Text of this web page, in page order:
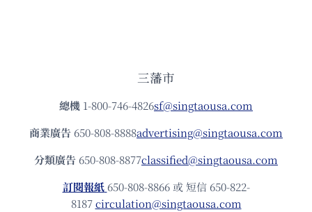
三藩市
總機 1-800-746-4826sf@singtaousa.com
商業廣告 650-808-8888advertising@singtaousa.com
分類廣告 650-808-8877classified@singtaousa.com
訂閱報紙 650-808-8866 或 短信 650-822-
8187circulation@singtaousa.com